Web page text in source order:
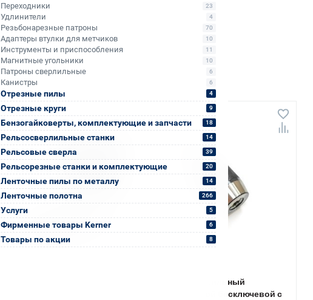
+66
Патрон сверлильный
самозажимной бесключевой с
Переходники 23
Удлинители 4
Резьбонарезные патроны 70
Адаптеры втулки для метчиков 10
Инструменты и приспособления 11
Магнитные угольники 10
Патроны сверлильные 6
Канистры 6
Отрезные пилы 4
Отрезные круги 9
Бензогайковерты, комплектующие и запчасти 18
Рельсосверлильные станки 14
Рельсовые сверла 39
Рельсорезные станки и комплектующие 20
Ленточные пилы по металлу 14
Ленточные полотна 266
Услуги 5
Фирменные товары Kerner 6
Товары по акции 8